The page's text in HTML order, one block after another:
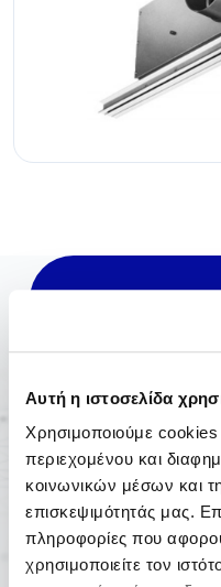
Αυτή η ιστοσελίδα
Χρησιμοποιούμε cookies
περιεχομένου και
κοινωνικών μέσων και
επισκεψιμότητάς μας.
πληροφορίες που
χρησιμοποιείτε τον
Θέλω να
Οικιακές